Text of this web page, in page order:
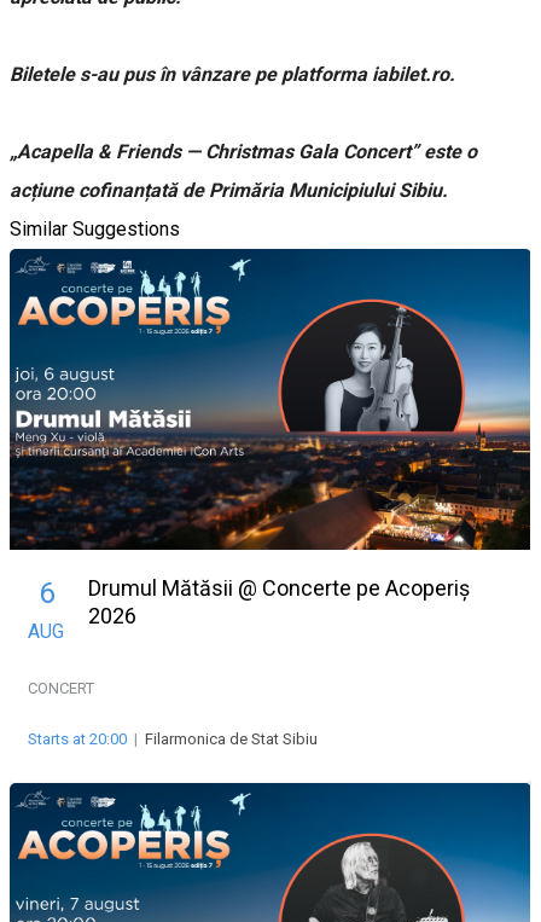
Biletele s-au pus în vânzare pe platforma iabilet.ro.
„Acapella & Friends — Christmas Gala Concert” este o
acțiune cofinanțată de Primăria Municipiului Sibiu.
Similar Suggestions
6
AUG
Drumul Mătăsii @ Concerte pe Acoperiș
2026
CONCERT
Starts at 20:00 | Filarmonica de Stat Sibiu